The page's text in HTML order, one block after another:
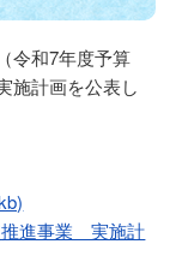
令和7年度予算
施計画を公表し
推進事業 実施計